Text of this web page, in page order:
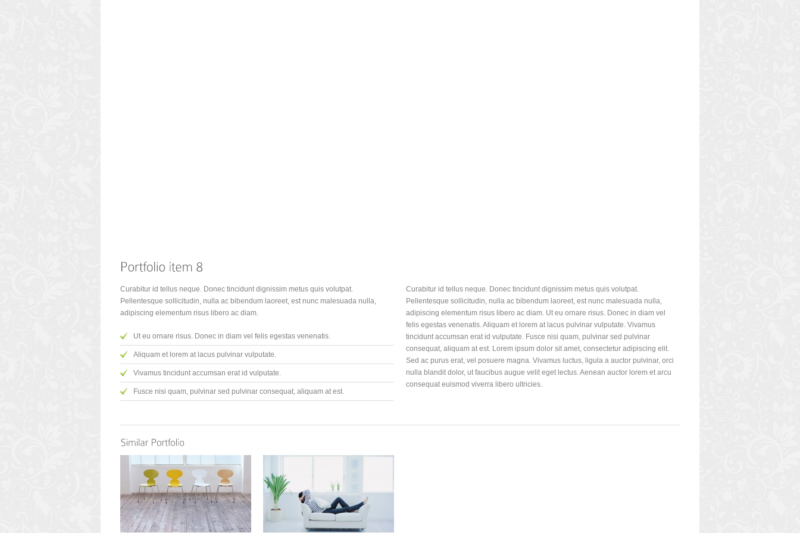
Curabitur id tellus neque. Donec tincidunt dignissim metus quis volutpat.
Pellentesque sollicitudin, nulla ac bibendum laoreet, est nunc malesuada nulla,
adipiscing elementum risus libero ac diam.
Ut eu ornare risus. Donec in diam vel felis egestas venenatis.
Aliquam et lorem at lacus pulvinar vulputate.
Vivamus tincidunt accumsan erat id vulputate.
Fusce nisi quam, pulvinar sed pulvinar consequat, aliquam at est.
Curabitur id tellus neque. Donec tincidunt dignissim metus quis volutpat.
Pellentesque sollicitudin, nulla ac bibendum laoreet, est nunc malesuada nulla,
adipiscing elementum risus libero ac diam. Ut eu ornare risus. Donec in diam vel
felis egestas venenatis. Aliquam et lorem at lacus pulvinar vulputate. Vivamus
tincidunt accumsan erat id vulputate. Fusce nisi quam, pulvinar sed pulvinar
consequat, aliquam at est. Lorem ipsum dolor sit amet, consectetur adipiscing elit.
Sed ac purus erat, vel posuere magna. Vivamus luctus, ligula a auctor pulvinar, orci
nulla blandit dolor, ut faucibus augue velit eget lectus. Aenean auctor lorem et arcu
consequat euismod viverra libero ultricies.